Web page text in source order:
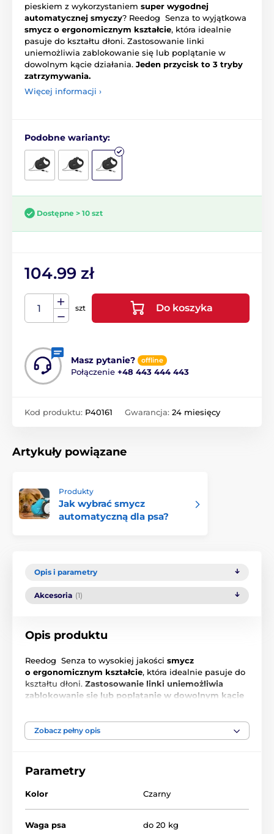
pieskiem z wykorzystaniem super wygodnej
automatycznej smyczy? Reedog Senza to wyjątkowa
smycz o ergonomicznym kształcie, która idealnie
pasuje do kształtu dłoni. Zastosowanie linki
uniemożliwia zablokowanie się lub poplątanie w
dowolnym kącie działania. Jeden przycisk to 3 tryby
zatrzymywania.
Więcej informacji ›
Podobne warianty:
Dostępne > 10 szt
104.99 zł
szt Do koszyka
Masz pytanie? offline
Połączenie +48 443 444 443
Kod produktu: P40161 Gwarancja: 24 miesięcy
Artykuły powiązane
Produkty
Jak wybrać smycz
automatyczną dla psa?
Opis i parametry
Akcesoria (1)
Opis produktu
Reedog Senza to wysokiej jakości smycz
o ergonomicznym kształcie, która idealnie pasuje do
kształtu dłoni. Zastosowanie linki uniemożliwia
zablokowanie się lub poplątanie w dowolnym kącie
zwierzakiem, Reedog Senza
łatwą obsługę, czyli niezawodną kontrolę. Każdy, kto
skuteczności działania.
Zobacz pełny opis
Parametry
Kolor Czarny
Waga psa do 20 kg